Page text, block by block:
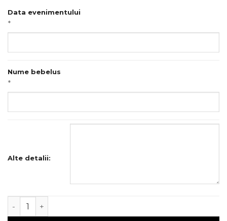
Data evenimentului
*
Nume bebelus
*
Alte detalii:
Cantitate Lumanare botez, Ingeras